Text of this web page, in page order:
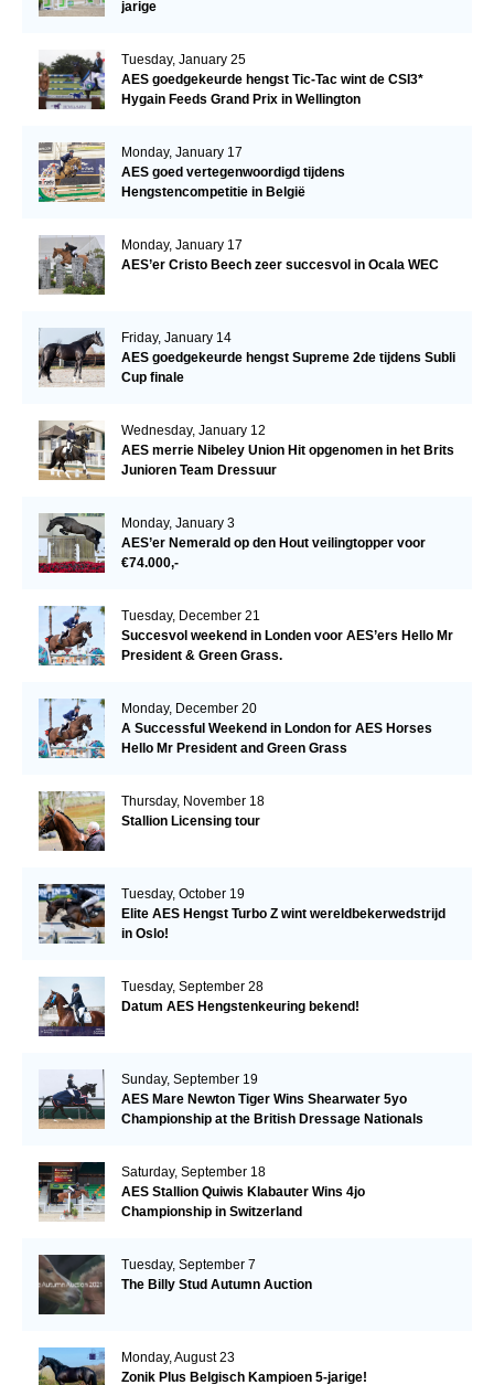
jarige
Tuesday, January 25
AES goedgekeurde hengst Tic-Tac wint de CSI3*
Hygain Feeds Grand Prix in Wellington
Monday, January 17
AES goed vertegenwoordigd tijdens
Hengstencompetitie in België
Monday, January 17
AES’er Cristo Beech zeer succesvol in Ocala WEC
Friday, January 14
AES goedgekeurde hengst Supreme 2de tijdens Subli
Cup finale
Wednesday, January 12
AES merrie Nibeley Union Hit opgenomen in het Brits
Junioren Team Dressuur
Monday, January 3
AES’er Nemerald op den Hout veilingtopper voor
€74.000,-
Tuesday, December 21
Succesvol weekend in Londen voor AES’ers Hello Mr
President & Green Grass.
Monday, December 20
A Successful Weekend in London for AES Horses
Hello Mr President and Green Grass
Thursday, November 18
Stallion Licensing tour
Tuesday, October 19
Elite AES Hengst Turbo Z wint wereldbekerwedstrijd
in Oslo!
Tuesday, September 28
Datum AES Hengstenkeuring bekend!
Sunday, September 19
AES Mare Newton Tiger Wins Shearwater 5yo
Championship at the British Dressage Nationals
Saturday, September 18
AES Stallion Quiwis Klabauter Wins 4jo
Championship in Switzerland
Tuesday, September 7
The Billy Stud Autumn Auction
Monday, August 23
Zonik Plus Belgisch Kampioen 5-jarige!